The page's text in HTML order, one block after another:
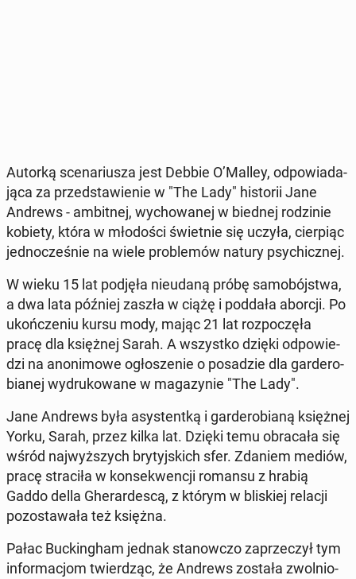
Autorką sce­na­riu­sza jest Debbie O’Malley, od­po­wia­da­
ją­ca za przed­sta­wie­nie w "The Lady" hi­sto­rii Jane
Andrews - am­bit­nej, wy­cho­wa­nej w biednej ro­dzi­nie
kobiety, która w mło­do­ści świet­nie się uczyła, cier­piąc
jed­no­cze­śnie na wiele pro­ble­mów natury psy­chicz­nej.
W wieku 15 lat podjęła nie­uda­ną próbę sa­mo­bój­stwa,
a dwa lata później zaszła w ciążę i poddała aborcji. Po
ukoń­cze­niu kursu mody, mając 21 lat roz­po­czę­ła
pracę dla księż­nej Sarah. A wszyst­ko dzięki od­po­wie­
dzi na ano­ni­mo­we ogło­sze­nie o po­sa­dzie dla gar­de­ro­
bia­nej wy­dru­ko­wa­ne w ma­ga­zy­nie "The Lady".
Jane Andrews była asy­stent­ką i gar­de­ro­bia­ną księż­nej
Yorku, Sarah, przez kilka lat. Dzięki temu ob­ra­ca­ła się
wśród naj­wyż­szych bry­tyj­skich sfer. Zdaniem mediów,
pracę stra­ci­ła w kon­se­kwen­cji romansu z hrabią
Gaddo della Ghe­rar­de­scą, z którym w bli­skiej relacji
po­zo­sta­wa­ła też księżna.
Pałac Buc­kin­gham jednak sta­now­czo za­prze­czył tym
in­for­ma­cjom twier­dząc, że Andrews została zwol­nio­